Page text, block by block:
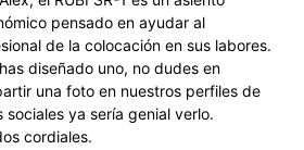
pensado en ayudar al
de la colocación en sus labores.
diseñado uno, no dudes en
una foto en nuestros perfiles de
sociales ya sería genial verlo.
cordiales.